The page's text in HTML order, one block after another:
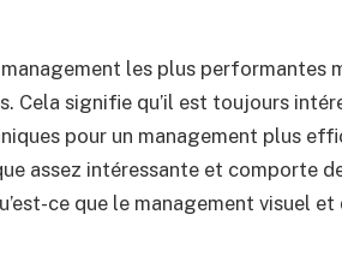
les plus performantes
Cela signifie qu’il est toujours
pour un management plus
assez intéressante et comporte
ce que le management visuel